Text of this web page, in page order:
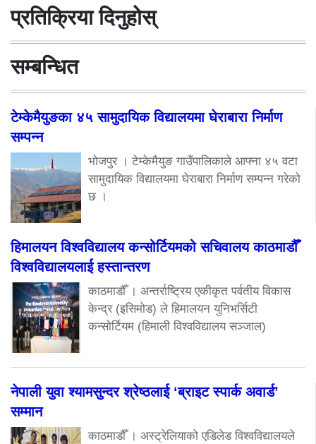
प्रतिक्रिया दिनुहोस्
सम्बन्धित
टेम्केमैयुङका ४५ सामुदायिक विद्यालयमा घेराबारा निर्माण
सम्पन्न
भोजपुर । टेम्केमैयुङ गाउँपालिकाले आफ्ना ४५ वटा
सामुदायिक विद्यालयमा घेराबारा निर्माण सम्पन्न गरेको
छ ।
हिमालयन विश्वविद्यालय कन्सोर्टियमको सचिवालय काठमाडौँ
विश्वविद्यालयलाई हस्तान्तरण
काठमाडौँ । अन्तर्राष्ट्रिय एकीकृत पर्वतीय विकास
केन्द्र (इसिमोड) ले हिमालयन युनिभर्सिटी
कन्सोर्टियम (हिमाली विश्वविद्यालय सञ्जाल)
नेपाली युवा श्यामसुन्दर श्रेष्ठलाई ‘ब्राइट स्पार्क अवार्ड’
सम्मान
काठमाडौँ । अस्ट्रेलियाको एडिलेड विश्वविद्यालयले